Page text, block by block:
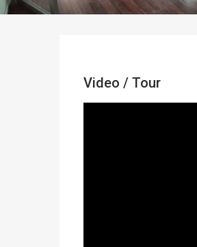
Video / Tour